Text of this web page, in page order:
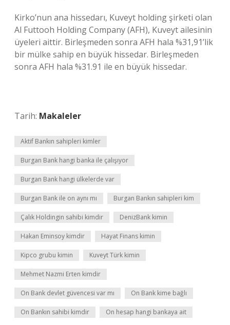
Kirko’nun ana hissedarı, Kuveyt holding şirketi olan
Al Futtooh Holding Company (AFH), Kuveyt ailesinin
üyeleri aittir. Birleşmeden sonra AFH hala %31,91’lik
bir mülke sahip en büyük hissedar. Birleşmeden
sonra AFH hala %31.91 ile en büyük hissedar.
Tarih: Makaleler
Aktif Bankın sahipleri kimler
Burgan Bank hangi banka ile çalışıyor
Burgan Bank hangi ülkelerde var
Burgan Bank ile on aynı mı Burgan Bankın sahipleri kim
Çalık Holdingin sahibi kimdir DenizBank kimin
Hakan Eminsoy kimdir Hayat Finans kimin
Kipco grubu kimin Kuveyt Türk kimin
Mehmet Nazmi Erten kimdir
On Bank devlet güvencesi var mı On Bank kime bağlı
On Bankın sahibi kimdir On hesap hangi bankaya ait